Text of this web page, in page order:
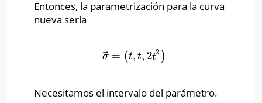
Entonces, la parametrización para la curva
nueva sería
σ⃗ = (t, t, 2t2 )
σ → =(t,t ,2 2)
Necesitamos el intervalo del parámetro.